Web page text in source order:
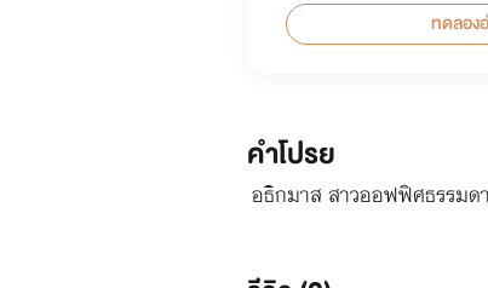
ทดลอง
คำโปรย
อธิกมาส สาวออฟฟิศธรรมด